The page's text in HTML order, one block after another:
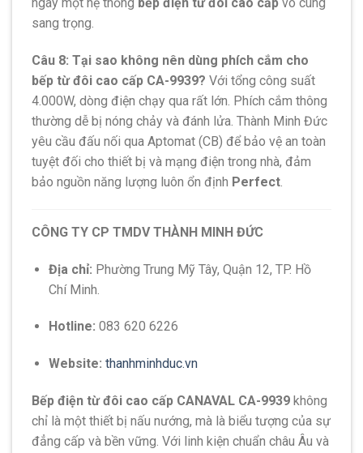
sang trọng.
Câu 8: Tại sao không nên dùng phích cắm cho
bếp từ đôi cao cấp CA-9939? Với tổng công suất
4.000W, dòng điện chạy qua rất lớn. Phích cắm thông
thường dễ bị nóng chảy và đánh lửa. Thành Minh Đức
yêu cầu đấu nối qua Aptomat (CB) để bảo vệ an toàn
tuyệt đối cho thiết bị và mạng điện trong nhà, đảm
bảo nguồn năng lượng luôn ổn định Perfect.
CÔNG TY CP TMDV THÀNH MINH ĐỨC
Địa chỉ: Phường Trung Mỹ Tây, Quận 12, TP. Hồ
Chí Minh.
Hotline: 083 620 6226
Website: thanhminhduc.vn
Bếp điện từ đôi cao cấp CANAVAL CA-9939 không
chỉ là một thiết bị nấu nướng, mà là biểu tượng của sự
đẳng cấp và bền vững. Với linh kiện chuẩn châu Âu và